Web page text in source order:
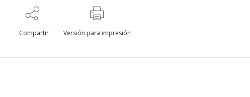
Compartir Versión para impresión